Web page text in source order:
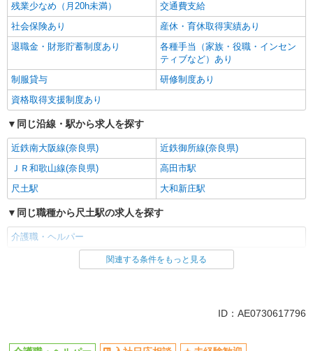
残業少なめ（月20h未満）
交通費支給
社会保険あり
産休・育休取得実績あり
退職金・財形貯蓄制度あり
各種手当（家族・役職・インセン
ティブなど）あり
制服貸与
研修制度あり
資格取得支援制度あり
同じ沿線・駅から求人を探す
近鉄南大阪線(奈良県)
近鉄御所線(奈良県)
ＪＲ和歌山線(奈良県)
高田市駅
尺土駅
大和新庄駅
同じ職種から尺土駅の求人を探す
介護職・ヘルパー
同じ雇用形態から尺土駅の求人を探す
関連する条件をもっと見る
ID：AE0730617796